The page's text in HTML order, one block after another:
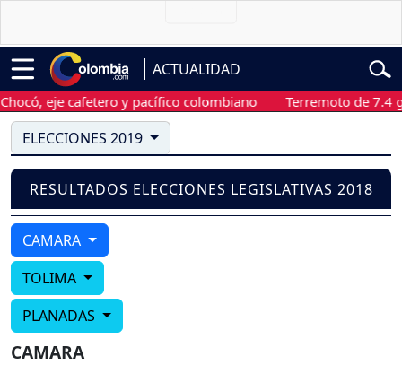
ACTUALIDAD
eje cafetero y pacífico colombiano Terremoto de 7.4
ELECCIONES 2019
RESULTADOS ELECCIONES LEGISLATIVAS 2018
CAMARA
TOLIMA
PLANADAS
CAMARA